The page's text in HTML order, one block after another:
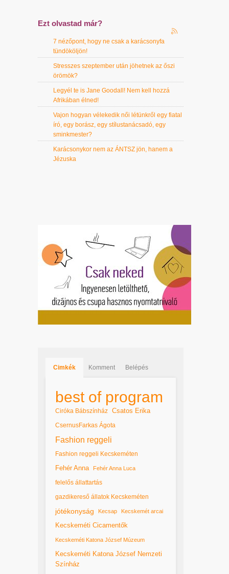
Ezt olvastad már?
7 nézőpont, hogy ne csak a karácsonyfa
tündököljön!
Stresszes szeptember után jöhetnek az őszi
örömök?
Legyél te is Jane Goodall! Nem kell hozzá
Afrikában élned!
Vajon hogyan vélekedik női létünkről egy fiatal
író, egy borász, egy stílustanácsadó, egy
sminkmester?
Karácsonykor nem az ÁNTSZ jön, hanem a
Jézuska
Cimkék Komment Belépés
best of program
Ciróka Bábszínház Csatos Erika
CsernusFarkas Ágota
Fashion reggeli
Fashion reggeli Kecskeméten
Fehér Anna Fehér Anna Luca
felelős állattartás
gazdikereső állatok Kecskeméten
jótékonyság Kecsap Kecskemét arcai
Kecskeméti Cicamentők
Kecskeméti Katona József Múzeum
Kecskeméti Katona József Nemzeti
Színház